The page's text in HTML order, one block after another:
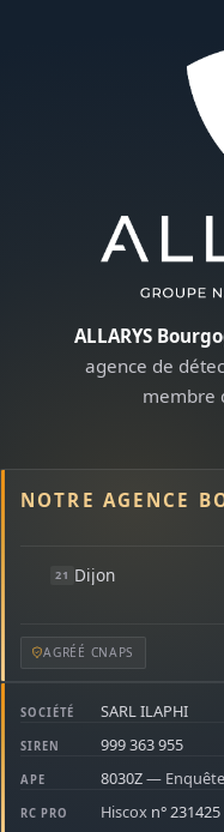
ALLARYS
agence de
membre
NOTRE AGENCE
21 Dijon
AGRÉÉ CNAPS
SOCIÉTÉ SARL ILAPHI
SIREN 999 363 955
APE 8030Z—
RC PRO Hiscox n° 231425